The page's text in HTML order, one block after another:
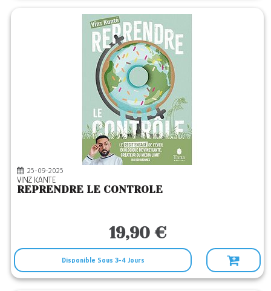
25-09-2025
VINZ KANTE
REPRENDRE LE CONTROLE
19,90 €
Disponible Sous 3-4 Jours